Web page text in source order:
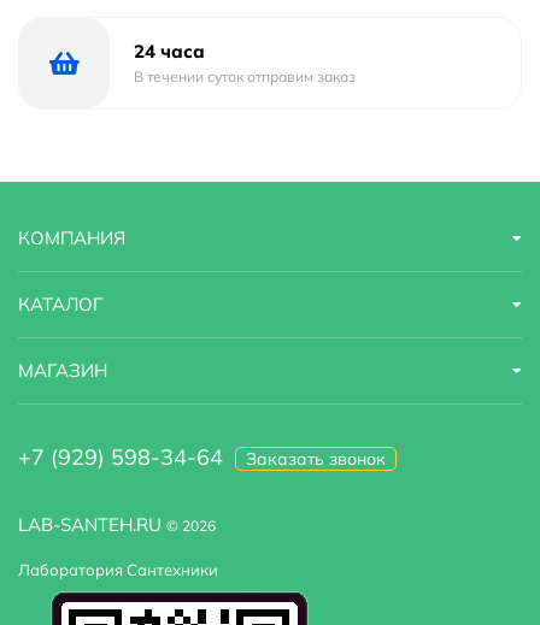
Высота излива 13.94
24 часа
В течении суток отправим заказ
LAB-SANTEH.RU © 2026
Лаборатория Сантехники
КОМПАНИЯ
КАТАЛОГ
МАГАЗИН
+7 (929) 598-34-64 Заказать звонок